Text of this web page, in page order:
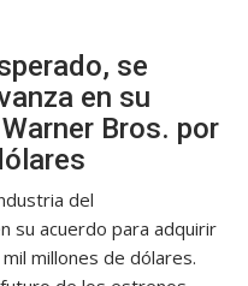
se
en su
Bros. por
del
su acuerdo para adquirir
millones de dólares.